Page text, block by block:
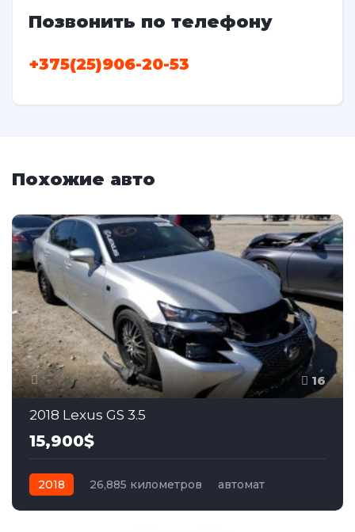
Позвонить по телефону
+375(25)906-20-53
Похожие авто
16
2018 Lexus GS 3.5
15,900$
2018 26,885 километров
автомат